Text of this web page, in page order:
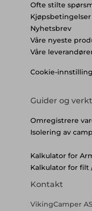
Ofte stilte
Kjøpsbetingelser
Nyhetsbrev
Våre nyeste
Våre
Cookie-
Guider og
Omregistrere
Isolering av
Kalkulator for
Kalkulator for filt
Kontakt
VikingCamper AS